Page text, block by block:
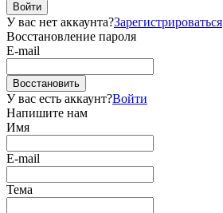
Войти
У вас нет аккаунта?Зарегистрироваться
Восстановление пароля
E-mail
Восстановить
У вас есть аккаунт?Войти
Напишите нам
Имя
E-mail
Тема